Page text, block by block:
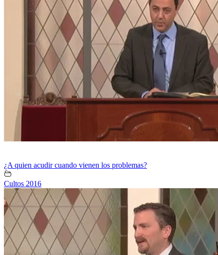
¿A quien acudir cuando vienen los problemas?
Cultos 2016